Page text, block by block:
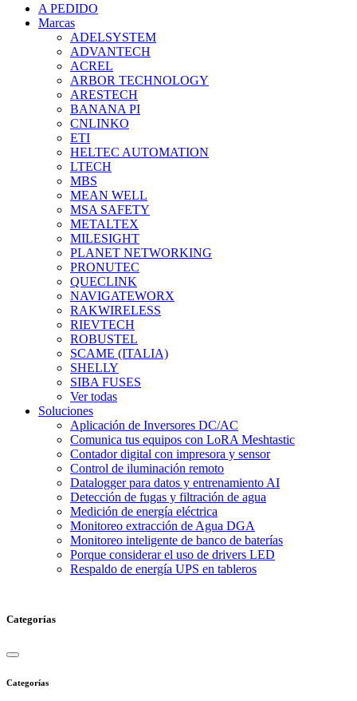
A PEDIDO
Marcas
ADELSYSTEM
ADVANTECH
ACREL
ARBOR TECHNOLOGY
ARESTECH
BANANA PI
CNLINKO
ETI
HELTEC AUTOMATION
LTECH
MBS
MEAN WELL
MSA SAFETY
METALTEX
MILESIGHT
PLANET NETWORKING
PRONUTEC
QUECLINK
NAVIGATEWORX
RAKWIRELESS
RIEVTECH
ROBUSTEL
SCAME (ITALIA)
SHELLY
SIBA FUSES
Ver todas
Soluciones
Aplicación de Inversores DC/AC
Comunica tus equipos con LoRA Meshtastic
Contador digital con impresora y sensor
Control de iluminación remoto
Datalogger para datos y entrenamiento AI
Detección de fugas y filtración de agua
Medición de energía eléctrica
Monitoreo extracción de Agua DGA
Monitoreo inteligente de banco de baterías
Porque considerar el uso de drivers LED
Respaldo de energía UPS en tableros
Categorías
Categorías